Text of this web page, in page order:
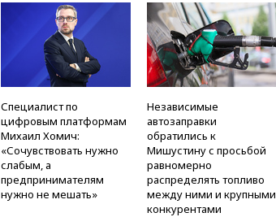
Специалист по
цифровым платформам
Михаил Хомич:
«Сочувствовать нужно
слабым, а
предпринимателям
нужно не мешать»
Независимые
автозаправки
обратились к
Мишустину с просьбой
равномерно
распределять топливо
между ними и крупными
конкурентами